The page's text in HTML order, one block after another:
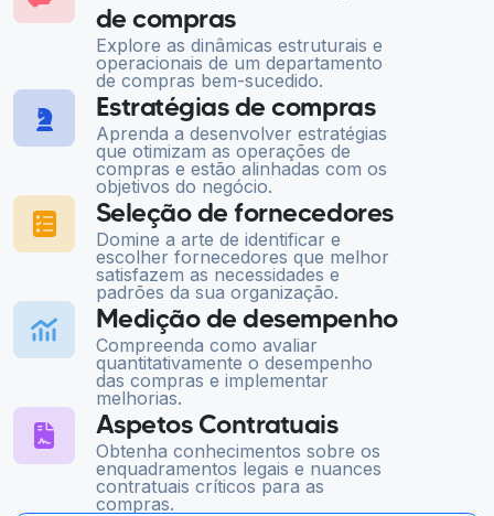
de compras
Explore as dinâmicas estruturais e
operacionais de um departamento
de compras bem-sucedido.
Estratégias de compras
Aprenda a desenvolver estratégias
que otimizam as operações de
compras e estão alinhadas com os
objetivos do negócio.
Seleção de fornecedores
Domine a arte de identificar e
escolher fornecedores que melhor
satisfazem as necessidades e
padrões da sua organização.
Medição de desempenho
Compreenda como avaliar
quantitativamente o desempenho
das compras e implementar
melhorias.
Aspetos Contratuais
Obtenha conhecimentos sobre os
enquadramentos legais e nuances
contratuais críticos para as
compras.